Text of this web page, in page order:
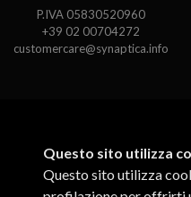
P.IVA 05830520960
+39 02 00704272
customercare@synaptica.info
Questo sito utilizza
Questo sito utilizza